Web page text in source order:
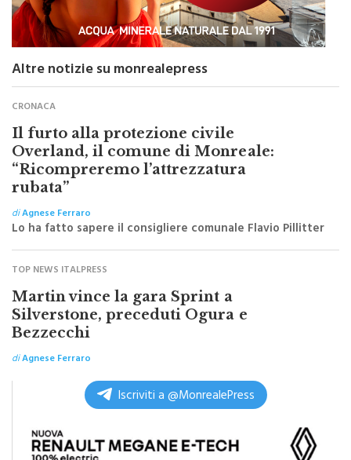
Altre notizie su monrealepress
CRONACA
Il furto alla protezione civile
Overland, il comune di Monreale:
“Ricompreremo l’attrezzatura
rubata”
diAgnese Ferraro
Lo ha fatto sapere il consigliere comunale Flavio Pillitter
TOP NEWS ITALPRESS
Martin vince la gara Sprint a
Silverstone, preceduti Ogura e
Bezzecchi
diAgnese Ferraro
Iscriviti a @MonrealePress